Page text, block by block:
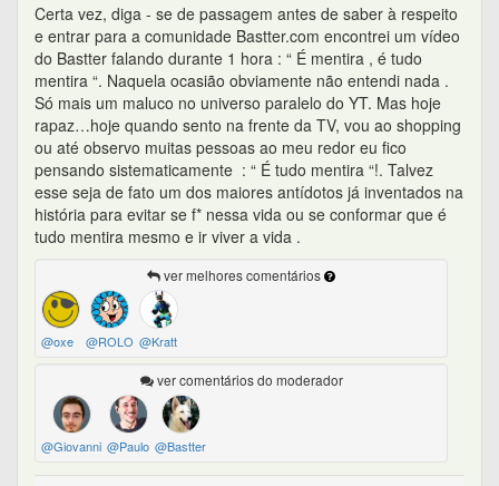
Certa vez, diga - se de passagem antes de saber à respeito
e entrar para a comunidade Bastter.com encontrei um vídeo
do Bastter falando durante 1 hora : “ É mentira , é tudo
mentira “. Naquela ocasião obviamente não entendi nada .
Só mais um maluco no universo paralelo do YT. Mas hoje
rapaz…hoje quando sento na frente da TV, vou ao shopping
ou até observo muitas pessoas ao meu redor eu fico
pensando sistematicamente : “ É tudo mentira “!. Talvez
esse seja de fato um dos maiores antídotos já inventados na
história para evitar se f* nessa vida ou se conformar que é
tudo mentira mesmo e ir viver a vida .
ver melhores comentários
@oxe @ROLO @Kratt
ver comentários do moderador
@Giovanni @Paulo @Bastter